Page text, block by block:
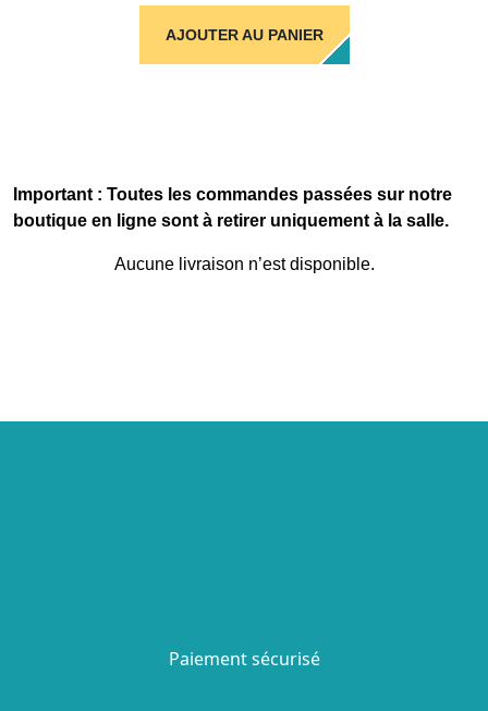
AJOUTER AU PANIER
Important : Toutes les commandes passées sur notre
boutique en ligne sont à retirer uniquement à la salle.
Aucune livraison n’est disponible.
Paiement sécurisé